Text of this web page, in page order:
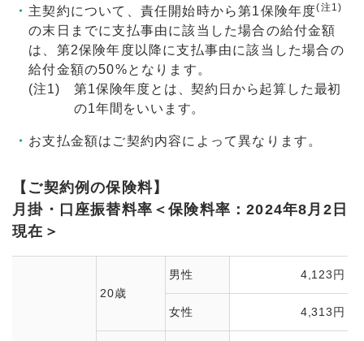
主契約について、責任開始時から第1保険年度(注1)
の末日までに支払事由に該当した場合の給付金額
は、第2保険年度以降に支払事由に該当した場合の
給付金額の50%となります。
(注1)
第1保険年度とは、契約日から起算した最初
の1年間をいいます。
お支払金額はご契約内容によって異なります。
【ご契約例の保険料】
月掛・口座振替料率＜保険料率：2024年8月2日
現在＞
20歳
男性 4,123円
女性 4,313円